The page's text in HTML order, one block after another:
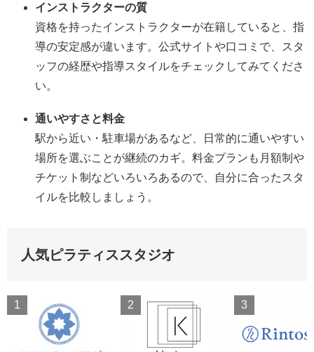
インストラクターの質
資格を持ったインストラクターが在籍していると、指
導の安定感が違います。公式サイトや口コミで、スタ
ッフの経歴や指導スタイルをチェックしてみてくださ
い。
通いやすさと料金
駅から近い・駐車場があるなど、日常的に通いやすい
場所を選ぶことが継続のカギ。料金プランも月額制や
チケット制などいろいろあるので、自分に合ったスタ
イルを比較しましょう。
人気ピラティススタジオ
1 2 3